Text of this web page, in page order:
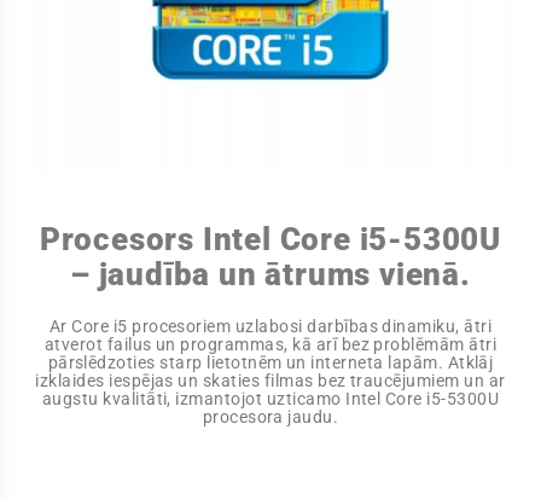
Procesors Intel Core i5-5300U
– jaudība un ātrums vienā.
Ar Core i5 procesoriem uzlabosi darbības dinamiku, ātri
atverot failus un programmas, kā arī bez problēmām ātri
pārslēdzoties starp lietotnēm un interneta lapām. Atklāj
izklaides iespējas un skaties filmas bez traucējumiem un ar
augstu kvalitāti, izmantojot uzticamo Intel Core i5-5300U
procesora jaudu.